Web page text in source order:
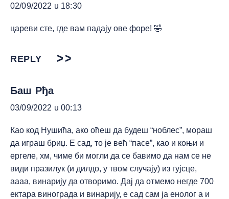
02/09/2022 u 18:30
цареви сте, где вам падају ове форе! 🤣
REPLY
Баш Рђа
03/09/2022 u 00:13
Као код Нушића, ако оћеш да будеш “ноблес”, мораш
да играш бриџ. Е сад, то је већ “пасе”, као и коњи и
ергеле, хм, чиме би могли да се бавимо да нам се не
види празилук (и дилдо, у твом случају) из гујсце,
аааа, винарију да отворимо. Дај да отмемо негде 700
ектара винограда и винарију, е сад сам ја енолог а и